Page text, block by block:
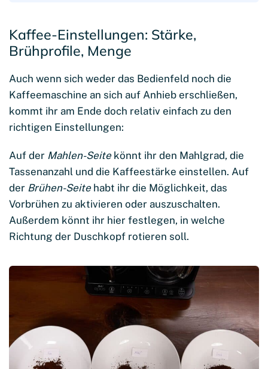
Kaffee-Einstellungen: Stärke,
Brühprofile, Menge
Auch wenn sich weder das Bedienfeld noch die
Kaffeemaschine an sich auf Anhieb erschließen,
kommt ihr am Ende doch relativ einfach zu den
richtigen Einstellungen:
Auf der Mahlen-Seite könnt ihr den Mahlgrad, die
Tassenanzahl und die Kaffeestärke einstellen. Auf
der Brühen-Seite habt ihr die Möglichkeit, das
Vorbrühen zu aktivieren oder auszuschalten.
Außerdem könnt ihr hier festlegen, in welche
Richtung der Duschkopf rotieren soll.